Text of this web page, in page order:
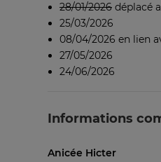
28/01/2026 déplacé
25/03/2026
08/04/2026 en lien
27/05/2026
24/06/2026
Informations
Anicée Hicter